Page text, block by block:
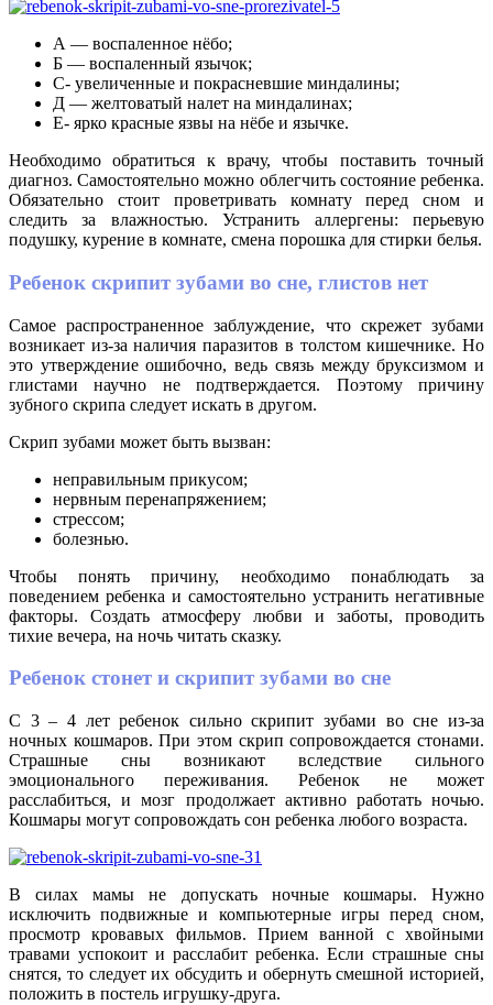
А — воспаленное нёбо;
Б — воспаленный язычок;
С- увеличенные и покрасневшие миндалины;
Д — желтоватый налет на миндалинах;
Е- ярко красные язвы на нёбе и язычке.
Необходимо обратиться к врачу, чтобы поставить точный
диагноз. Самостоятельно можно облегчить состояние ребенка.
Обязательно стоит проветривать комнату перед сном и
следить за влажностью. Устранить аллергены: перьевую
подушку, курение в комнате, смена порошка для стирки белья.
Ребенок скрипит зубами во сне, глистов нет
Самое распространенное заблуждение, что скрежет зубами
возникает из-за наличия паразитов в толстом кишечнике. Но
это утверждение ошибочно, ведь связь между бруксизмом и
глистами научно не подтверждается. Поэтому причину
зубного скрипа следует искать в другом.
Скрип зубами может быть вызван:
неправильным прикусом;
нервным перенапряжением;
стрессом;
болезнью.
Чтобы понять причину, необходимо понаблюдать за
поведением ребенка и самостоятельно устранить негативные
факторы. Создать атмосферу любви и заботы, проводить
тихие вечера, на ночь читать сказку.
Ребенок стонет и скрипит зубами во сне
С 3 – 4 лет ребенок сильно скрипит зубами во сне из-за
ночных кошмаров. При этом скрип сопровождается стонами.
Страшные сны возникают вследствие сильного
эмоционального переживания. Ребенок не может
расслабиться, и мозг продолжает активно работать ночью.
Кошмары могут сопровождать сон ребенка любого возраста.
В силах мамы не допускать ночные кошмары. Нужно
исключить подвижные и компьютерные игры перед сном,
просмотр кровавых фильмов. Прием ванной с хвойными
травами успокоит и расслабит ребенка. Если страшные сны
снятся, то следует их обсудить и обернуть смешной историей,
положить в постель игрушку-друга.